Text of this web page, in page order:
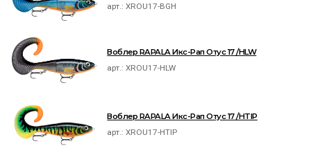
арт.:XROU17-BGH
Воблер RAPALA Икс-Рап Отус 17 /HLW
арт.:XROU17-HLW
Воблер RAPALA Икс-Рап Отус 17 /HTIP
арт.:XROU17-HTIP